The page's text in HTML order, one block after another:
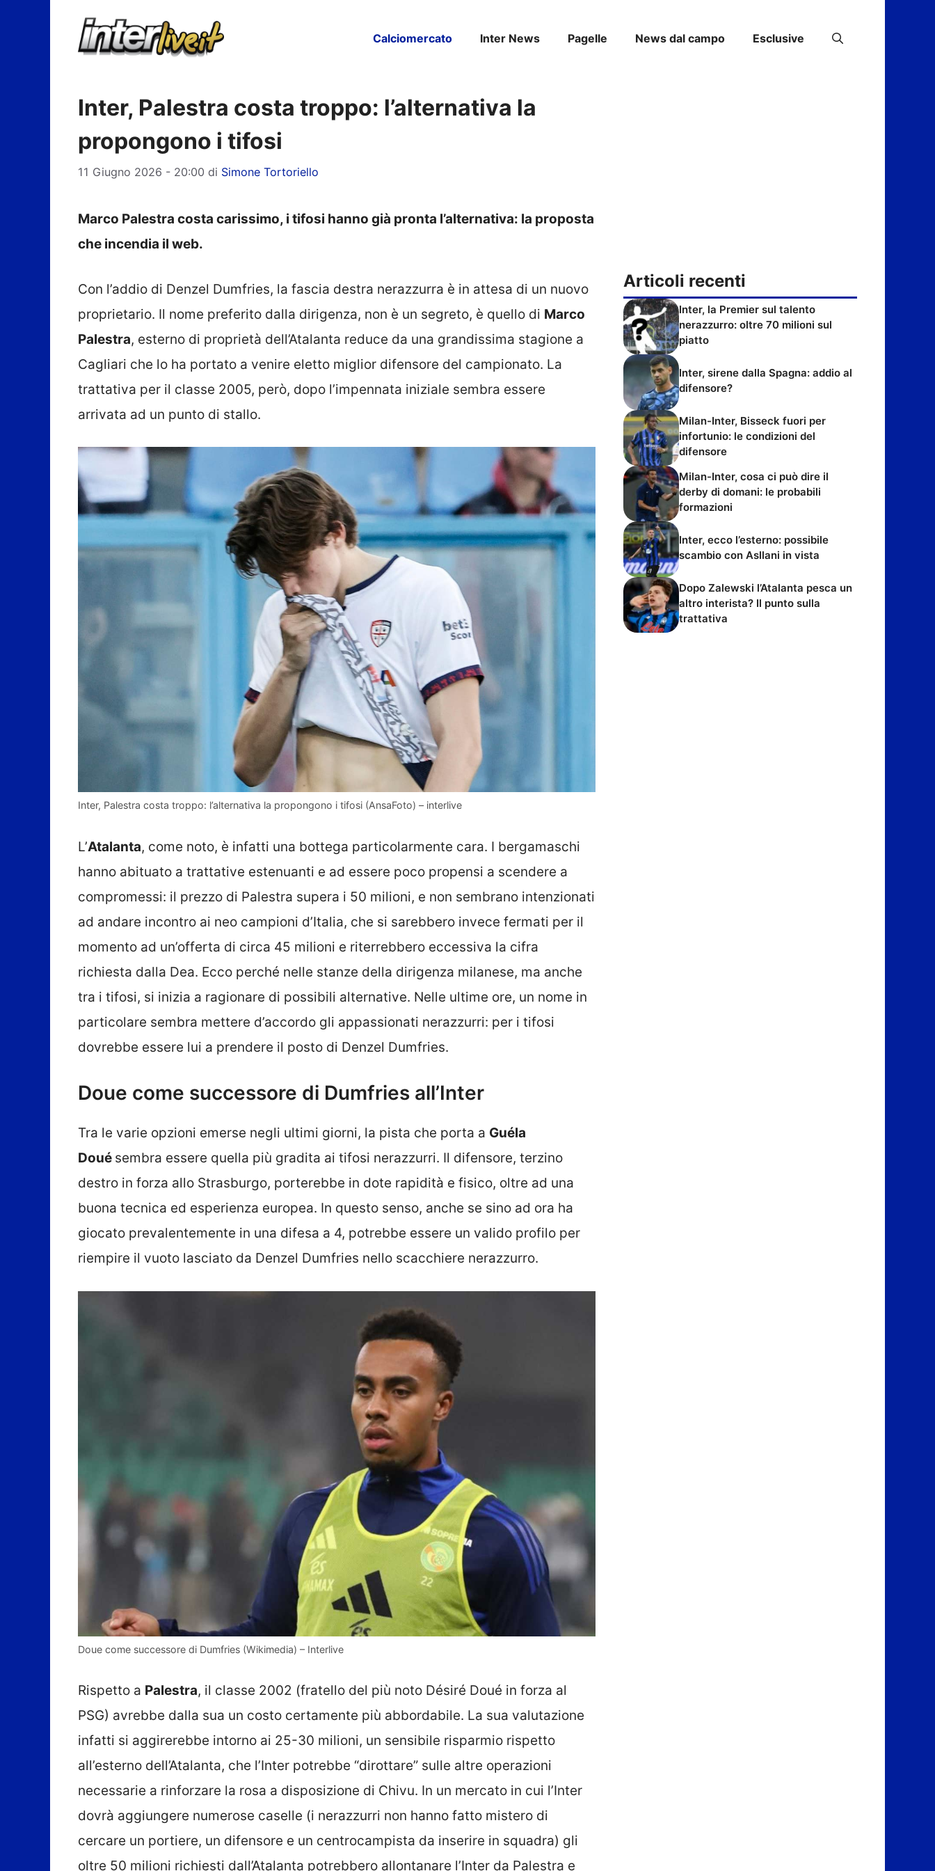
Calciomercato Inter News Pagelle News dal campo Esclusive
Inter, Palestra costa troppo: l’alternativa la
propongono i tifosi
11 Giugno 2026 - 20:00 di Simone Tortoriello
Marco Palestra costa carissimo, i tifosi hanno già pronta l’alternativa: la proposta
che incendia il web.
Con l’addio di Denzel Dumfries, la fascia destra nerazzurra è in attesa di un nuovo
proprietario. Il nome preferito dalla dirigenza, non è un segreto, è quello di Marco
Palestra, esterno di proprietà dell’Atalanta reduce da una grandissima stagione a
Cagliari che lo ha portato a venire eletto miglior difensore del campionato. La
trattativa per il classe 2005, però, dopo l’impennata iniziale sembra essere
arrivata ad un punto di stallo.
Inter, Palestra costa troppo: l’alternativa la propongono i tifosi (AnsaFoto) – interlive
L’Atalanta, come noto, è infatti una bottega particolarmente cara. I bergamaschi
hanno abituato a trattative estenuanti e ad essere poco propensi a scendere a
compromessi: il prezzo di Palestra supera i 50 milioni, e non sembrano intenzionati
ad andare incontro ai neo campioni d’Italia, che si sarebbero invece fermati per il
momento ad un’offerta di circa 45 milioni e riterrebbero eccessiva la cifra
richiesta dalla Dea. Ecco perché nelle stanze della dirigenza milanese, ma anche
tra i tifosi, si inizia a ragionare di possibili alternative. Nelle ultime ore, un nome in
particolare sembra mettere d’accordo gli appassionati nerazzurri: per i tifosi
dovrebbe essere lui a prendere il posto di Denzel Dumfries.
Doue come successore di Dumfries all’Inter
Tra le varie opzioni emerse negli ultimi giorni, la pista che porta a Guéla
Doué sembra essere quella più gradita ai tifosi nerazzurri. Il difensore, terzino
destro in forza allo Strasburgo, porterebbe in dote rapidità e fisico, oltre ad una
buona tecnica ed esperienza europea. In questo senso, anche se sino ad ora ha
giocato prevalentemente in una difesa a 4, potrebbe essere un valido profilo per
riempire il vuoto lasciato da Denzel Dumfries nello scacchiere nerazzurro.
Doue come successore di Dumfries (Wikimedia) – Interlive
Rispetto a Palestra, il classe 2002 (fratello del più noto Désiré Doué in forza al
PSG) avrebbe dalla sua un costo certamente più abbordabile. La sua valutazione
infatti si aggirerebbe intorno ai 25-30 milioni, un sensibile risparmio rispetto
all’esterno dell’Atalanta, che l’Inter potrebbe “dirottare” sulle altre operazioni
necessarie a rinforzare la rosa a disposizione di Chivu. In un mercato in cui l’Inter
dovrà aggiungere numerose caselle (i nerazzurri non hanno fatto mistero di
cercare un portiere, un difensore e un centrocampista da inserire in squadra) gli
oltre 50 milioni richiesti dall’Atalanta potrebbero allontanare l’Inter da Palestra e
Articoli recenti
Inter, la Premier sul talento
nerazzurro: oltre 70 milioni sul
piatto
Inter, sirene dalla Spagna: addio al
difensore?
Milan-Inter, Bisseck fuori per
infortunio: le condizioni del
difensore
Milan-Inter, cosa ci può dire il
derby di domani: le probabili
formazioni
Inter, ecco l’esterno: possibile
scambio con Asllani in vista
Dopo Zalewski l’Atalanta pesca un
altro interista? Il punto sulla
trattativa